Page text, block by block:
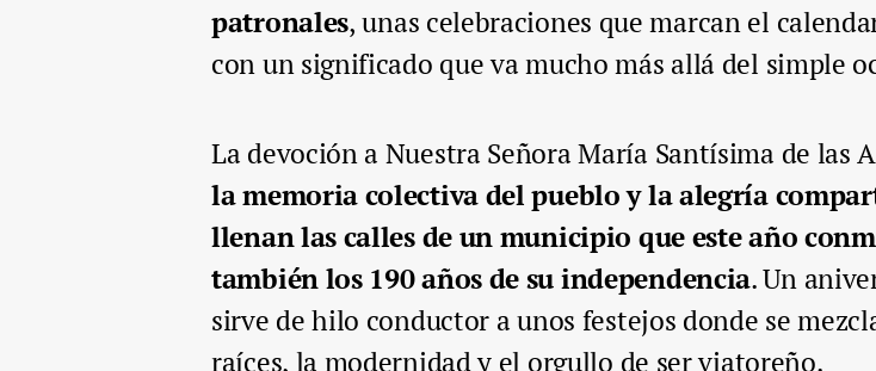
patronales, unas celebraciones que marcan el
con un significado que va mucho más allá del simple
La devoción a Nuestra Señora María Santísima de las
la memoria colectiva del pueblo y la alegría
llenan las calles de un municipio que este año
también los 190 años de su independencia. Un
sirve de hilo conductor a unos festejos donde se
raíces, la modernidad y el orgullo de ser viatoreño.